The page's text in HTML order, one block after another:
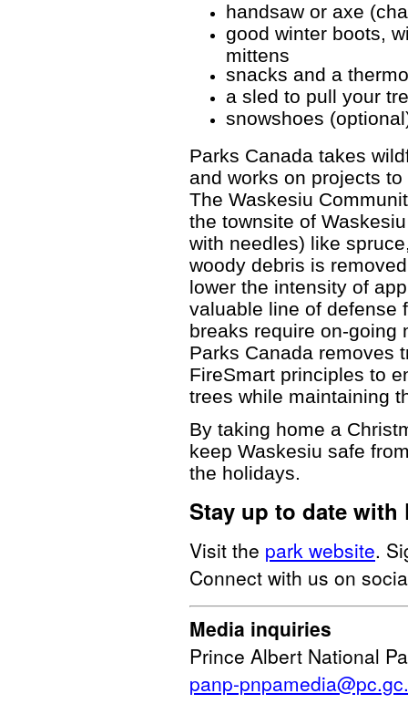
handsaw or axe
good winter boots,
mittens
snacks and a
a sled to pull your
snowshoes
Parks Canada takes
and works on projects
The Waskesiu
the townsite of
with needles) like
woody debris is
lower the intensity of
valuable line of defense
breaks require on-going
Parks Canada removes
FireSmart principles to
trees while maintaining
By taking home a
keep Waskesiu safe
the holidays.
Stay up to date with
Visit the park website.
Connect with us on
Media inquiries
Prince Albert National
panp-